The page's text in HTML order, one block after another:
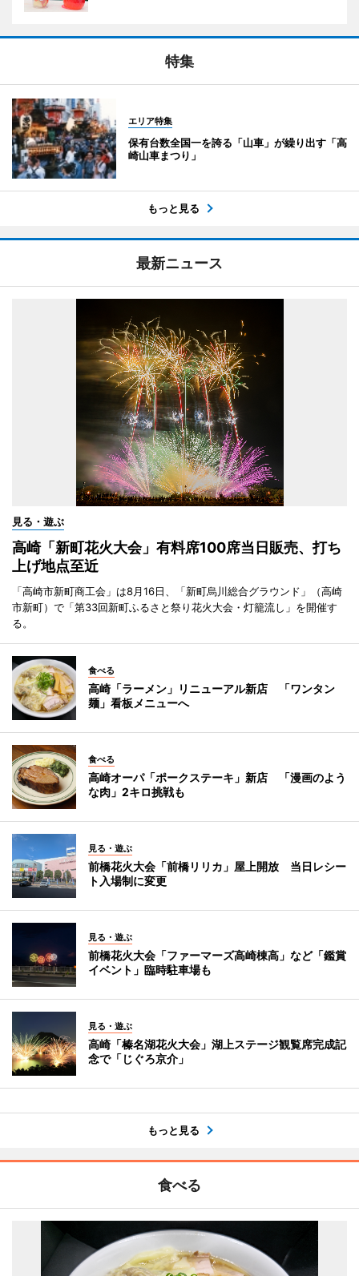
特集
エリア特集
保有台数全国一を誇る「山車」が繰り出す「高
崎山車まつり」
もっと見る
最新ニュース
見る・遊ぶ
高崎「新町花火大会」有料席100席当日販売、打ち
上げ地点至近
「高崎市新町商工会」は8月16日、「新町烏川総合グラウンド」（高崎
市新町）で「第33回新町ふるさと祭り花火大会・灯籠流し」を開催す
る。
食べる
高崎「ラーメン」リニューアル新店 「ワンタン
麺」看板メニューへ
食べる
高崎オーパ「ポークステーキ」新店 「漫画のよう
な肉」2キロ挑戦も
見る・遊ぶ
前橋花火大会「前橋リリカ」屋上開放 当日レシー
ト入場制に変更
見る・遊ぶ
前橋花火大会「ファーマーズ高崎棟高」など「鑑賞
イベント」臨時駐車場も
見る・遊ぶ
高崎「榛名湖花火大会」湖上ステージ観覧席完成記
念で「じぐろ京介」
もっと見る
食べる